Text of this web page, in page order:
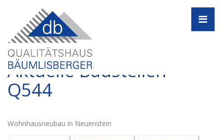
Aktuelle Baustellen -
Q544
Wohnhausneubau in Neuenstein